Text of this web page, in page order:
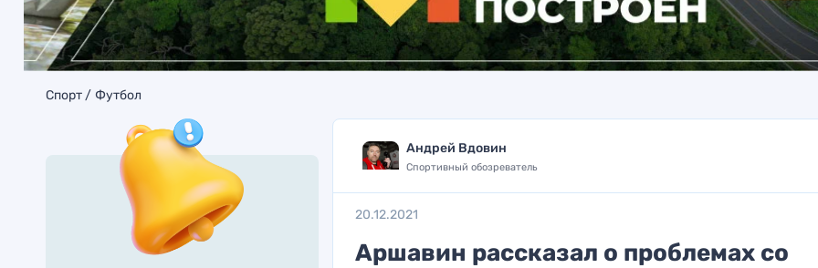
Спорт Футбол
Андрей Вдовин
Спортивный обозреватель
20.12.2021
Аршавин рассказал о проблемах со